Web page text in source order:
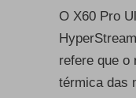
O X60 Pro
refere que o
térmica das